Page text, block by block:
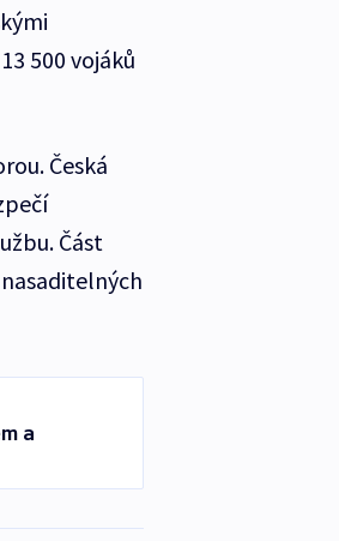
500 vojáků
Česká
Část
a